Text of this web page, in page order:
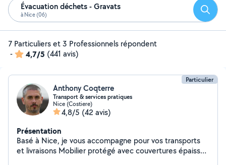
Évacuation déchets - Gravats
à Nice (06)
7 Particuliers et 3 Professionnels répondent
-
4,7/5 (441 avis)
Particulier
Anthony Coqterre
Transport & services pratiques
Nice (Costiere)
4,8/5 (42 avis)
Présentation
Basé à Nice, je vous accompagne pour vos transports
et livraisons Mobilier protégé avec couvertures épaisses